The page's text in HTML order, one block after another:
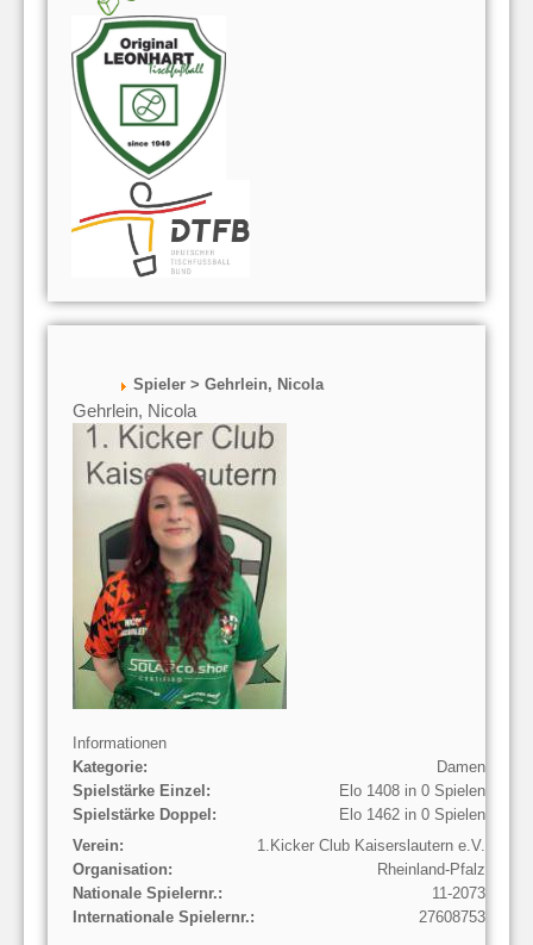
Spieler > Gehrlein, Nicola
Gehrlein, Nicola
Informationen
Kategorie:
Damen
Spielstärke Einzel:
Elo 1408 in 0 Spielen
Spielstärke Doppel:
Elo 1462 in 0 Spielen
Verein:
1.Kicker Club Kaiserslautern e.V.
Organisation:
Rheinland-Pfalz
Nationale Spielernr.:
11-2073
Internationale Spielernr.:
27608753